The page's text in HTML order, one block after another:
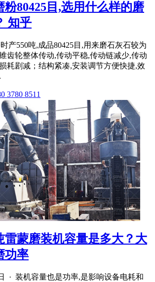
粉80425目,选用什么样的磨
知乎
产550吨,成品80425目,用来磨石灰石较为
齿轮整体传动,传动平稳,传动链减少,传动
耗剧减；结构紧凑,安装调节方便快捷,效
3780 8511
雷蒙磨装机容量是多大？大
功率
· 装机容量也是功率,是影响设备电耗和